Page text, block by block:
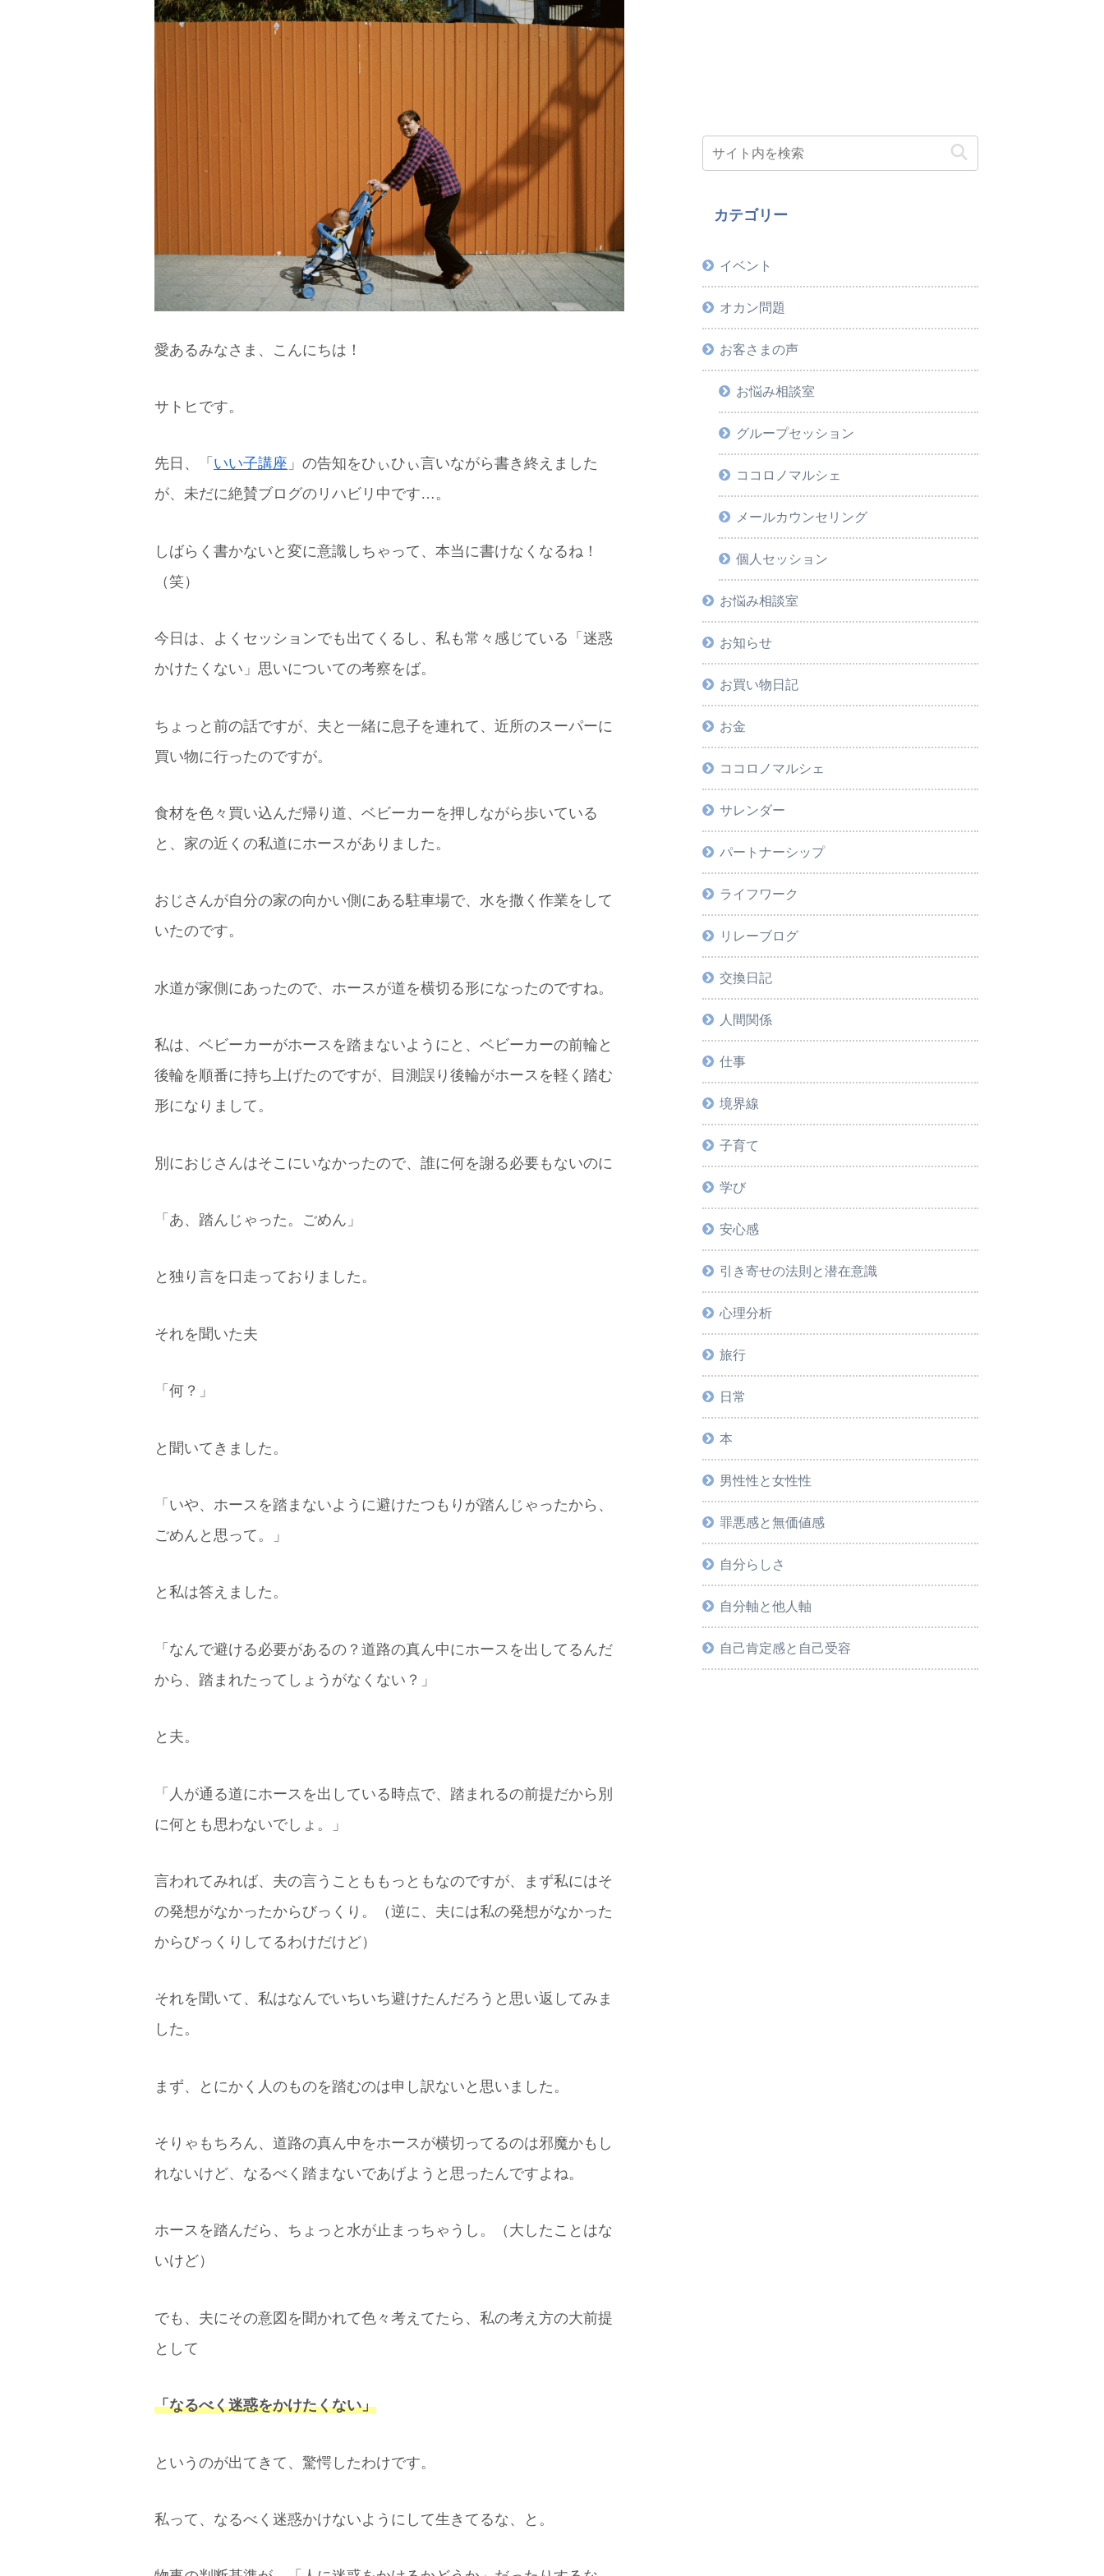
愛あるみなさま、こんにちは！
サトヒです。
先日、「 いい子講座 」の告知をひぃひぃ言いながら書き終えました
が、未だに絶賛ブログのリハビリ中です…。
しばらく書かないと変に意識しちゃって、本当に書けなくなるね！
（笑）
今日は、よくセッションでも出てくるし、私も常々感じている「迷惑
かけたくない」思いについての考察をば。
ちょっと前の話ですが、夫と一緒に息子を連れて、近所のスーパーに
買い物に行ったのですが。
食材を色々買い込んだ帰り道、ベビーカーを押しながら歩いている
と、家の近くの私道にホースがありました。
おじさんが自分の家の向かい側にある駐車場で、水を撒く作業をして
いたのです。
水道が家側にあったので、ホースが道を横切る形になったのですね。
私は、ベビーカーがホースを踏まないようにと、ベビーカーの前輪と
後輪を順番に持ち上げたのですが、目測誤り後輪がホースを軽く踏む
形になりまして。
別におじさんはそこにいなかったので、誰に何を謝る必要もないのに
「あ、踏んじゃった。ごめん」
と独り言を口走っておりました。
それを聞いた夫
「何？」
と聞いてきました。
「いや、ホースを踏まないように避けたつもりが踏んじゃったから、
ごめんと思って。」
と私は答えました。
「なんで避ける必要があるの？道路の真ん中にホースを出してるんだ
から、踏まれたってしょうがなくない？」
と夫。
「人が通る道にホースを出している時点で、踏まれるの前提だから別
に何とも思わないでしょ。」
言われてみれば、夫の言うことももっともなのですが、まず私にはそ
の発想がなかったからびっくり。（逆に、夫には私の発想がなかった
からびっくりしてるわけだけど）
それを聞いて、私はなんでいちいち避けたんだろうと思い返してみま
した。
まず、とにかく人のものを踏むのは申し訳ないと思いました。
そりゃもちろん、道路の真ん中をホースが横切ってるのは邪魔かもし
れないけど、なるべく踏まないであげようと思ったんですよね。
ホースを踏んだら、ちょっと水が止まっちゃうし。（大したことはな
いけど）
でも、夫にその意図を聞かれて色々考えてたら、私の考え方の大前提
として
「なるべく迷惑をかけたくない」
というのが出てきて、驚愕したわけです。
私って、なるべく迷惑かけないようにして生きてるな、と。
カテゴリー
イベント
オカン問題
お客さまの声
お悩み相談室
グループセッション
ココロノマルシェ
メールカウンセリング
個人セッション
お悩み相談室
お知らせ
お買い物日記
お金
ココロノマルシェ
サレンダー
パートナーシップ
ライフワーク
リレーブログ
交換日記
人間関係
仕事
境界線
子育て
学び
安心感
引き寄せの法則と潜在意識
心理分析
旅行
日常
本
男性性と女性性
罪悪感と無価値感
自分らしさ
自分軸と他人軸
自己肯定感と自己受容